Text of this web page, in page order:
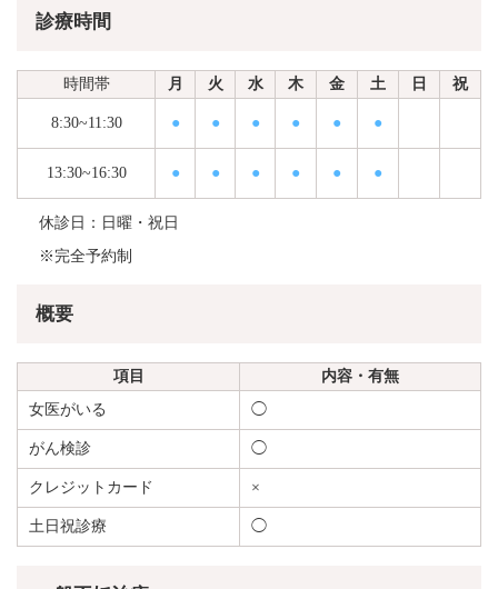
診療時間
時間帯 月 火 水 木 金 土 日 祝
8:30~11:30 ● ● ● ● ● ●
13:30~16:30 ● ● ● ● ● ●
休診日：日曜・祝日
※完全予約制
概要
項目
内容・有無
女医がいる
◯
がん検診 ◯
クレジットカード ×
土日祝診療 ◯